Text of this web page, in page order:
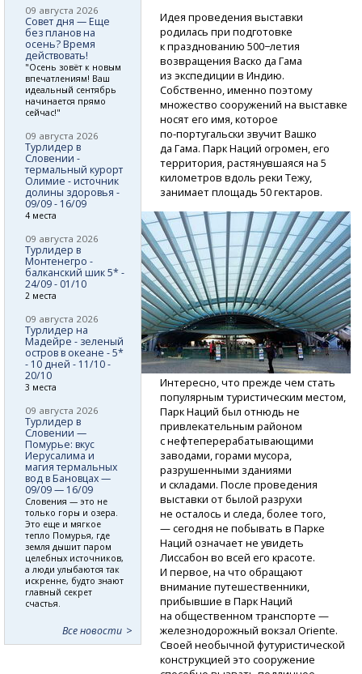
Идея проведения выставки
родилась при подготовке
к празднованию 500−летия
возвращения Васко да Гама
из экспедиции в Индию.
Собственно, именно поэтому
множество сооружений на выставке
носят его имя, которое
по-португальски звучит Вашко
да Гама. Парк Наций огромен, его
территория, растянувшаяся на 5
километров вдоль реки Тежу,
занимает площадь 50 гектаров.
Интересно, что прежде чем стать
популярным туристическим местом,
Парк Наций был отнюдь не
привлекательным районом
с нефтеперерабатывающими
заводами, горами мусора,
разрушенными зданиями
и складами. После проведения
выставки от былой разрухи
не осталось и следа, более того,
— сегодня не побывать в Парке
Наций означает не увидеть
Лиссабон во всей его красоте.
И первое, на что обращают
внимание путешественники,
прибывшие в Парк Наций
на общественном транспорте —
железнодорожный вокзал Oriente.
Своей необычной футуристической
конструкцией это сооружение
09 августа 2026
Совет дня — Еще
без планов на
осень? Время
действовать!
"Осень зовёт к новым
впечатлениям! Ваш
идеальный сентябрь
начинается прямо
сейчас!"
09 августа 2026
Турлидер в
Словении -
термальный курорт
Олимие - источник
долины здоровья -
09/09 - 16/09
4 места
09 августа 2026
Турлидер в
Монтенегро -
балканский шик 5* -
24/09 - 01/10
2 места
09 августа 2026
Турлидер на
Мадейре - зеленый
остров в океане - 5*
- 10 дней - 11/10 -
20/10
3 места
09 августа 2026
Турлидер в
Словении —
Помурье: вкус
Иерусалима и
магия термальных
вод в Бановцах —
09/09 — 16/09
Словения — это не
только горы и озера.
Это еще и мягкое
тепло Помурья, где
земля дышит паром
целебных источников,
а люди улыбаются так
искренне, будто знают
главный секрет
счастья.
Все новости